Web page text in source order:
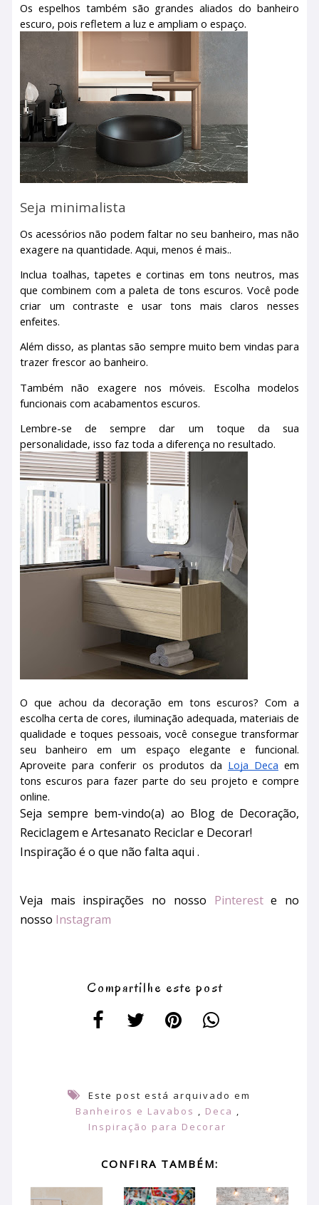
Os espelhos também são grandes aliados do banheiro
escuro, pois refletem a luz e ampliam o espaço.
Seja minimalista
Os acessórios não podem faltar no seu banheiro, mas não
exagere na quantidade. Aqui, menos é mais..
Inclua toalhas, tapetes e cortinas em tons neutros, mas
que combinem com a paleta de tons escuros. Você pode
criar um contraste e usar tons mais claros nesses
enfeites.
Além disso, as plantas são sempre muito bem vindas para
trazer frescor ao banheiro.
Também não exagere nos móveis. Escolha modelos
funcionais com acabamentos escuros.
Lembre-se de sempre dar um toque da sua
personalidade, isso faz toda a diferença no resultado.
O que achou da decoração em tons escuros? Com a
escolha certa de cores, iluminação adequada, materiais de
qualidade e toques pessoais, você consegue transformar
seu banheiro em um espaço elegante e funcional.
Aproveite para conferir os produtos da Loja Deca em
tons escuros para fazer parte do seu projeto e compre
online.
Seja sempre bem-vindo(a) ao Blog de Decoração,
Reciclagem e Artesanato Reciclar e Decorar!
Inspiração é o que não falta aqui .
Veja mais inspirações no nosso Pintereste no
nosso Instagram
Compartilhe este post
Este post está arquivado em
Banheiros e Lavabos , Deca ,
Inspiração para Decorar
CONFIRA TAMBÉM: